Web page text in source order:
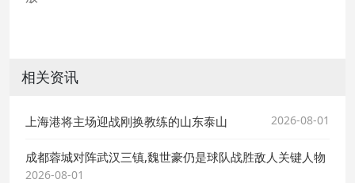
相关资讯
上海港将主场迎战刚换教练的山东泰山 2026-08-01
成都蓉城对阵武汉三镇,魏世豪仍是球队战胜敌人关键人物
2026-08-01